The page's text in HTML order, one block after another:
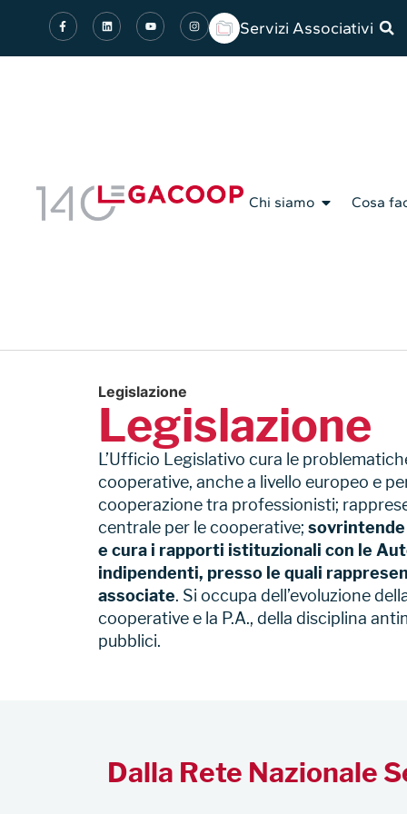
Servizi Associativi
Chi siamo Cosa
Legislazione
Legislazione
L’Ufficio Legislativo cura le
cooperative, anche a livello europeo e
cooperazione tra professionisti;
centrale per le cooperative; sovrintende
e cura i rapporti istituzionali con le
indipendenti, presso le quali
associate. Si occupa dell’evoluzione
cooperative e la P.A., della disciplina
pubblici.
Dalla Rete Nazionale